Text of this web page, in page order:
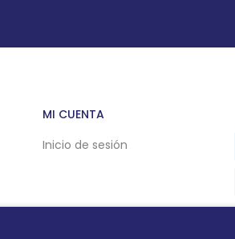
MI CUENTA
Inicio de sesión